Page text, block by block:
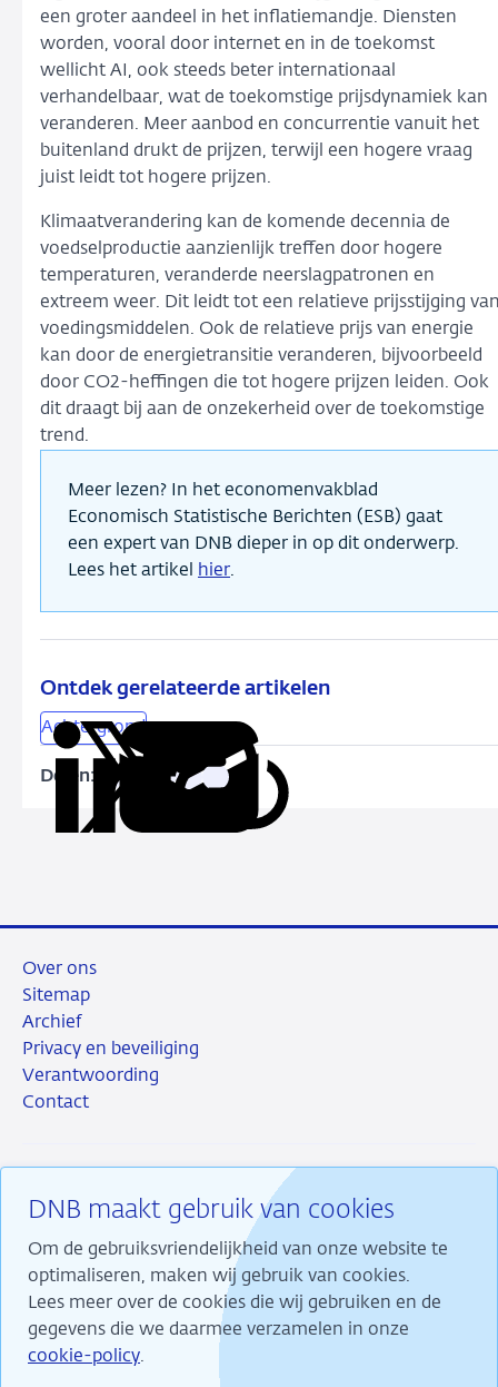
een groter aandeel in het inflatiemandje. Diensten
worden, vooral door internet en in de toekomst
wellicht AI, ook steeds beter internationaal
verhandelbaar, wat de toekomstige prijsdynamiek kan
veranderen. Meer aanbod en concurrentie vanuit het
buitenland drukt de prijzen, terwijl een hogere vraag
juist leidt tot hogere prijzen.
Klimaatverandering kan de komende decennia de
voedselproductie aanzienlijk treffen door hogere
temperaturen, veranderde neerslagpatronen en
extreem weer. Dit leidt tot een relatieve prijsstijging
voedingsmiddelen. Ook de relatieve prijs van energie
kan door de energietransitie veranderen, bijvoorbeeld
door CO2-heffingen die tot hogere prijzen leiden. Ook
dit draagt bij aan de onzekerheid over de toekomstige
trend.
Meer lezen? In het economenvakblad
Economisch Statistische Berichten (ESB) gaat
een expert van DNB dieper in op dit onderwerp.
Lees het artikel hier.
Ontdek gerelateerde artikelen
Achtergrond
Delen:
Deel
via
DeelDeelKopieer
DNB maakt gebruik van cookies
Om de gebruiksvriendelijkheid van onze website te
optimaliseren, maken wij gebruik van cookies.
Lees meer over de cookies die wij gebruiken en de
gegevens die we daarmee verzamelen in onze
cookie-policy.
Over ons
Sitemap
Archief
Privacy en beveiliging
Verantwoording
Contact
RSS InstagramLinkedin
X
Wij maken ons sterk voor financiële stabiliteit en
dragen daarmee bij aan duurzame welvaart in